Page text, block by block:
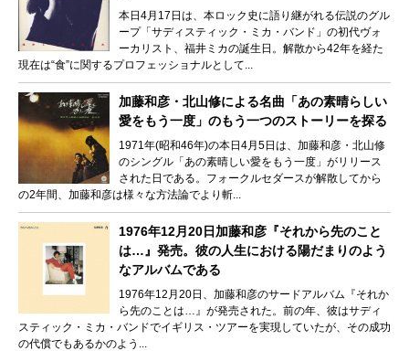
本日4月17日は、本ロック史に語り継がれる伝説のグル
ープ「サディスティック・ミカ・バンド」の初代ヴォ
ーカリスト、福井ミカの誕生日。解散から42年を経た
現在は“食”に関するプロフェッショナルとして...
加藤和彦・北山修による名曲「あの素晴らしい
愛をもう一度」のもう一つのストーリーを探る
1971年(昭和46年)の本日4月5日は、加藤和彦・北山修
のシングル「あの素晴しい愛をもう一度」がリリース
された日である。フォークルセダースが解散してから
の2年間、加藤和彦は様々な方法論でより斬...
1976年12月20日加藤和彦『それから先のこと
は…』発売。彼の人生における陽だまりのよう
なアルバムである
1976年12月20日、加藤和彦のサードアルバム『それか
ら先のことは…』が発売された。前の年、彼はサディ
スティック・ミカ・バンドでイギリス・ツアーを実現していたが、その成功
の代償でもあるかのよう...